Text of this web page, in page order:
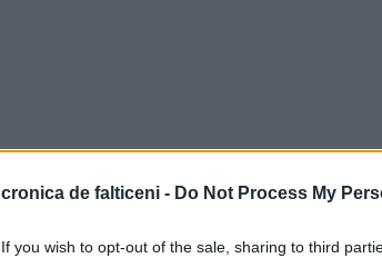
cronica de falticeni - Do Not Process My
If you wish to opt-out of the sale, sharing to third